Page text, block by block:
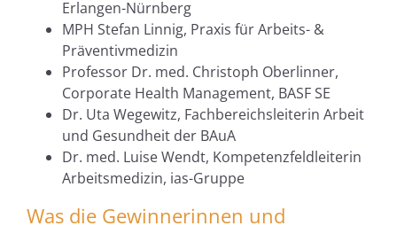
Erlangen-Nürnberg
MPH Stefan Linnig, Praxis für Arbeits- &
Präventivmedizin
Professor Dr. med. Christoph Oberlinner,
Corporate Health Management, BASF SE
Dr. Uta Wegewitz, Fachbereichsleiterin Arbeit
und Gesundheit der BAuA
Dr. med. Luise Wendt, Kompetenzfeldleiterin
Arbeitsmedizin, ias-Gruppe
Was die Gewinnerinnen und